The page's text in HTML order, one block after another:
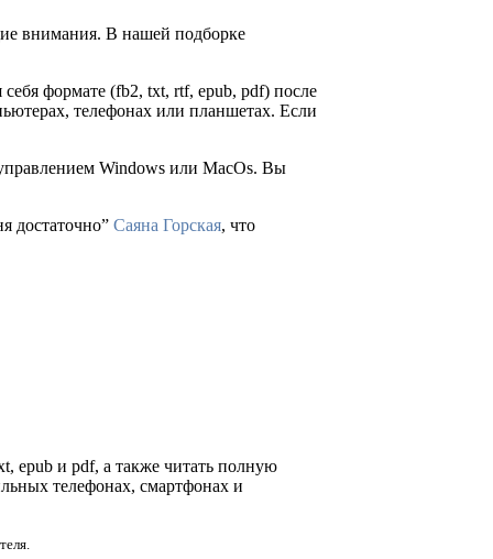
внимания. В нашей подборке
формате (fb2, txt, rtf, epub, pdf) после
телефонах или планшетах. Если
Windows или MacOs. Вы
достаточно” Саяна Горская, что
epub и pdf, а также читать полную
телефонах, смартфонах и